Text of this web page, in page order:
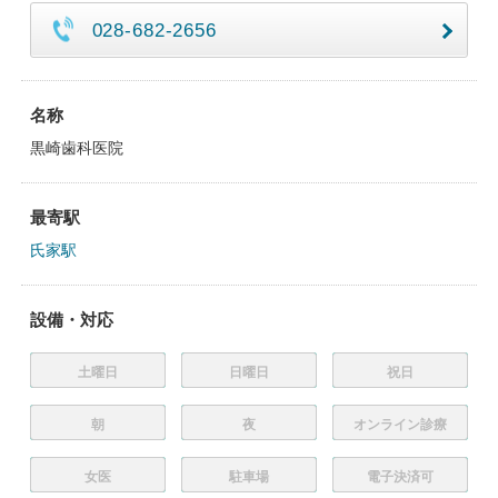
028-682-2656
名称
黒崎歯科医院
最寄駅
氏家駅
設備・対応
土曜日 日曜日 祝日
朝 夜 オンライン診療
女医 駐車場 電子決済可